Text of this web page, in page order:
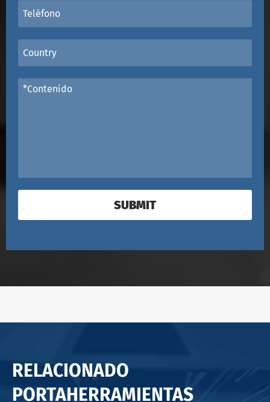
SUBMIT
RELACIONADO
PORTAHERRAMIENTAS